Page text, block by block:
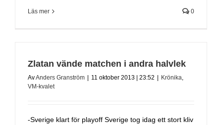
Läs mer 0
Zlatan vände matchen i andra halvlek
AvAnders Granström | 11 oktober 2013 | 23:52 | Krönika,
VM-kvalet
-Sverige klart för playoff Sverige tog idag ett stort kliv